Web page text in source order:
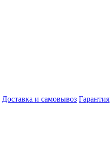
Доставка и самовывоз Гарантия